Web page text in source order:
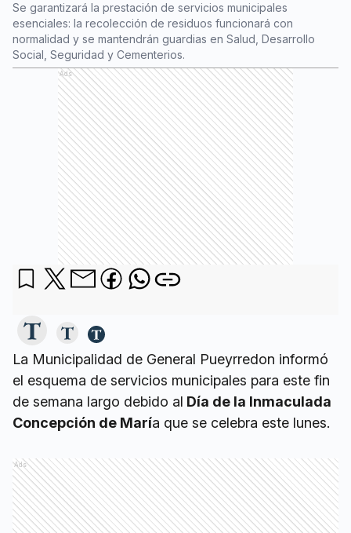
Se garantizará la prestación de servicios municipales
esenciales: la recolección de residuos funcionará con
normalidad y se mantendrán guardias en Salud, Desarrollo
Social, Seguridad y Cementerios.
Ads
La Municipalidad de General Pueyrredon informó
el esquema de servicios municipales para este fin
de semana largo debido al Día de la Inmaculada
Concepción de María que se celebra este lunes.
Ads